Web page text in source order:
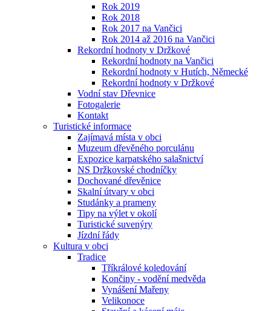
Rok 2019
Rok 2018
Rok 2017 na Vančici
Rok 2014 až 2016 na Vančici
Rekordní hodnoty v Držkové
Rekordní hodnoty na Vančici
Rekordní hodnoty v Hutích, Německé
Rekordní hodnoty v Držkové
Vodní stav Dřevnice
Fotogalerie
Kontakt
Turistické informace
Zajímavá místa v obci
Muzeum dřevěného porculánu
Expozice karpatského salašnictví
NS Držkovské chodníčky
Dochované dřevěnice
Skalní útvary v obci
Studánky a prameny
Tipy na výlet v okolí
Turistické suvenýry
Jízdní řády
Kultura v obci
Tradice
Tříkrálové koledování
Končiny - vodění medvěda
Vynášení Mařeny
Velikonoce